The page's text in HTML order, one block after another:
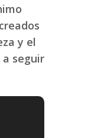
y el
a seguir